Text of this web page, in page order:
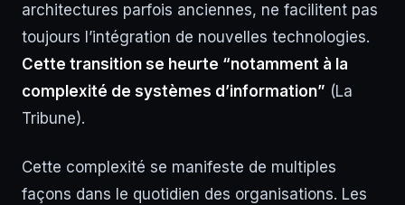
architectures parfois anciennes, ne facilitent pas
toujours l’intégration de nouvelles technologies.
Cette transition se heurte “notamment à la
complexité de systèmes d’information” (La
Tribune).
Cette complexité se manifeste de multiples
façons dans le quotidien des organisations. Les